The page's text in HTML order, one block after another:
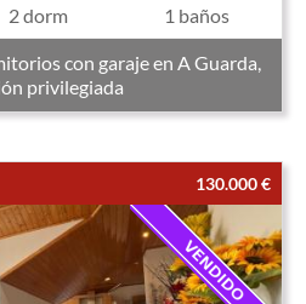
2 dorm 1 baños
con garaje en A Guarda,
privilegiada
130.000 €